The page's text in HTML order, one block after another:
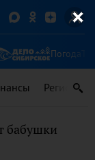
Погода
Регионы
бабушки